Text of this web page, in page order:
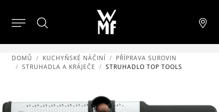
DOMŮ KUCHYŇSKÉ NÁČINÍ
PŘÍPRAVA SUROVIN
STRUHADLA A KRÁJEČE
STRUHADLO TOP TOOLS